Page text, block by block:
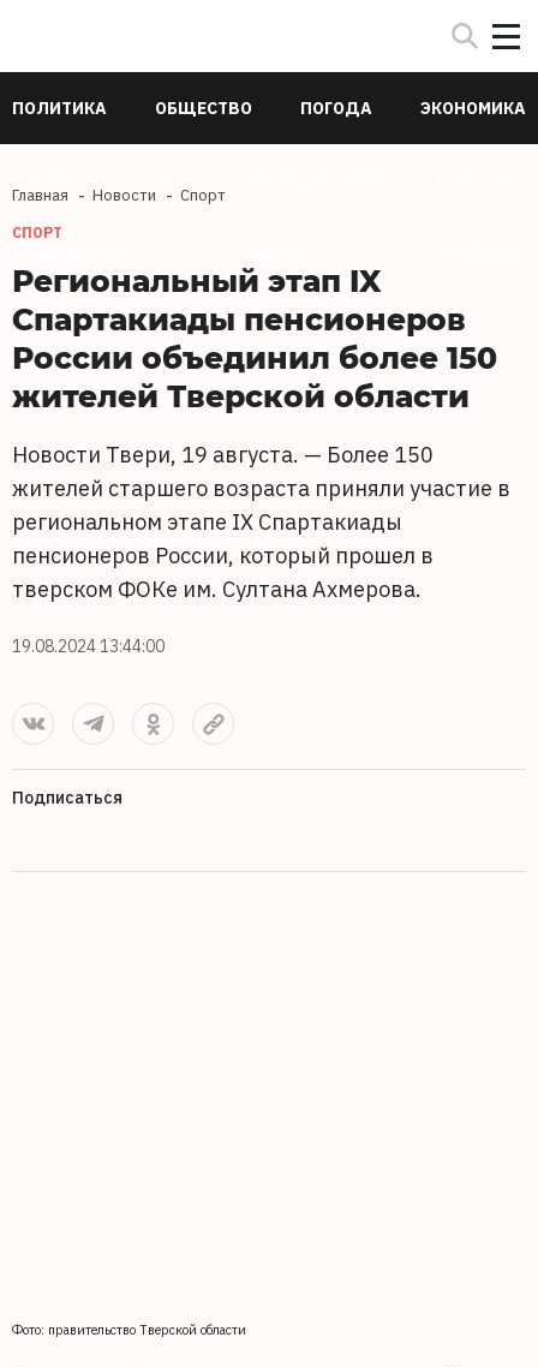
ПОЛИТИКА ОБЩЕСТВО ПОГОДА ЭКОНОМИКА
Главная Новости Спорт
СПОРТ
Региональный этап IX
Спартакиады пенсионеров
России объединил более 150
жителей Тверской области
Новости Твери, 19 августа. — Более 150
жителей старшего возраста приняли участие в
региональном этапе IX Спартакиады
пенсионеров России, который прошел в
тверском ФОКе им. Султана Ахмерова.
19.08.2024 13:44:00
Подписаться
Фото: правительство Тверской области